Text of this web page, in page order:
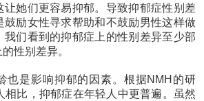
让她们更容易抑郁。导致抑郁症性别差
鼓励女性寻求帮助和不鼓励男性这样做
我们看到的抑郁症上的性别差异至少部
性别差异。
是影响抑郁的因素。根据NMH的研
相比，抑郁症在年轻人中更普遍。虽然